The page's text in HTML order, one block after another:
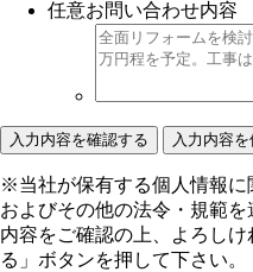
任意お問い合わせ内容
※当社が保有する個人情報に
およびその他の法令・規範を
内容をご確認の上、よろし
る」ボタンを押して下さい。